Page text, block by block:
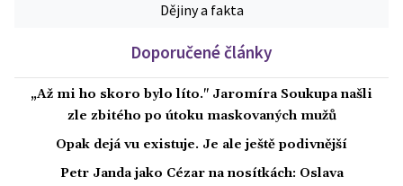
Dějiny a fakta
Doporučené články
„Až mi ho skoro bylo líto." Jaromíra Soukupa našli
zle zbitého po útoku maskovaných mužů
Opak dejá vu existuje. Je ale ještě podivnější
Petr Janda jako Cézar na nosítkách: Oslava